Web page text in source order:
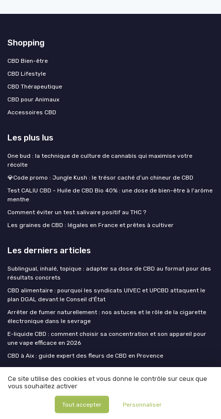
Shopping
CBD Bien-être
CBD Lifestyle
CBD Thérapeutique
CBD pour Animaux
Accessoires CBD
Les plus lus
One bud : la technique de culture de cannabis qui maximise votre
récolte
💎Code promo : Jungle Kush : le trésor caché d’un chineur de CBD
Test CALIU CBD - Huile de CBD Bio 40% : une dose de bien-être à l'arôme
menthe
Comment éviter un test salivaire positif au THC ?
Les graines de CBD : légales en France et prêtes à cultiver
Les derniers articles
Sublingual, inhalé, topique : adapter sa dose de CBD au format pour des
résultats concrets
CBD alimentaire : pourquoi les syndicats UIVEC et UPCBD attaquent le
plan DGAL devant le Conseil d'État
Arrêter de fumer naturellement : nos astuces et le rôle de la cigarette
électronique dans le sevrage
E-liquide CBD : comment choisir sa concentration et son appareil pour
une vape efficace en 2026
CBD à Aix : guide expert des fleurs de CBD en Provence
CBD Insiders
PARTICIPER AU MEDIA
Ce site utilise des cookies et vous donne le contrôle sur ceux que
vous souhaitez activer
Tout accepter Personnaliser